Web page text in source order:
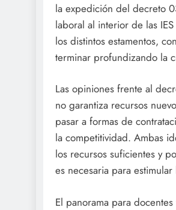
la expedición del decreto
laboral al interior de las
los distintos estamentos,
terminar profundizando la
Las opiniones frente al
no garantiza recursos
pasar a formas de
la competitividad. Ambas
los recursos suficientes y
es necesaria para
El panorama para